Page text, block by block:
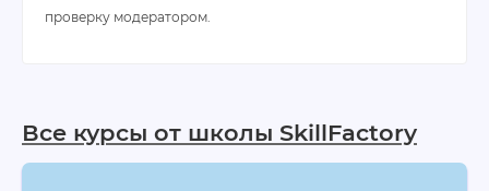
значительная часть материалов даётся
проверку модератором.
Все курсы от школы SkillFactory